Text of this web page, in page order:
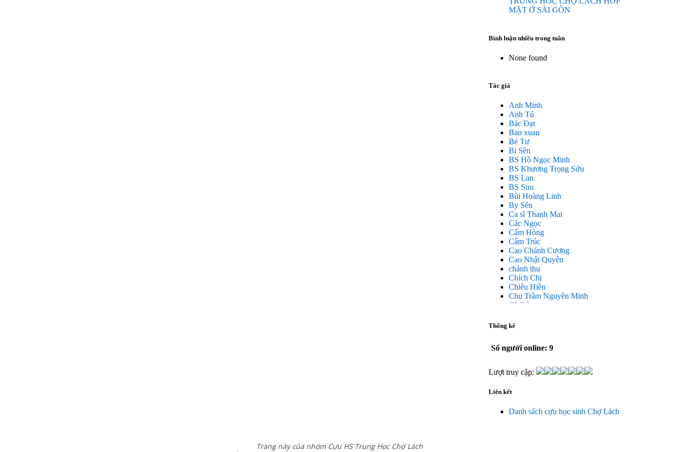
MẶT Ở SÀI GÒN
Bình luận nhiều trong tuần
None found
Tác giả
Anh Minh
Anh Tú
Bác Đạt
Ban xuan
Bé Tư
Bi Sên
BS Hồ Ngọc Minh
BS Khương Trọng Sửu
BS Lan
BS Suu
Bùi Hoàng Linh
By Sên
Ca sĩ Thanh Mai
Các Ngọc
Cẩm Hồng
Cẩm Trúc
Cao Chánh Cương
Cao Nhật Quyên
chánh thu
Chích Chị
Chiêu Hiền
Chu Trầm Nguyên Minh
Cò Bằng
Công Bình
Dang Chi
Diễm Ngọc
Dỗ Chiêu Đức
Dung Thị vân
Duong Công Bình
Thống kê
Số người online: 9
Lượt truy cập:
Liên kết
Danh sách cựu học sinh Chợ Lách
Trang này của nhóm Cựu HS Trung Học Chợ Lách